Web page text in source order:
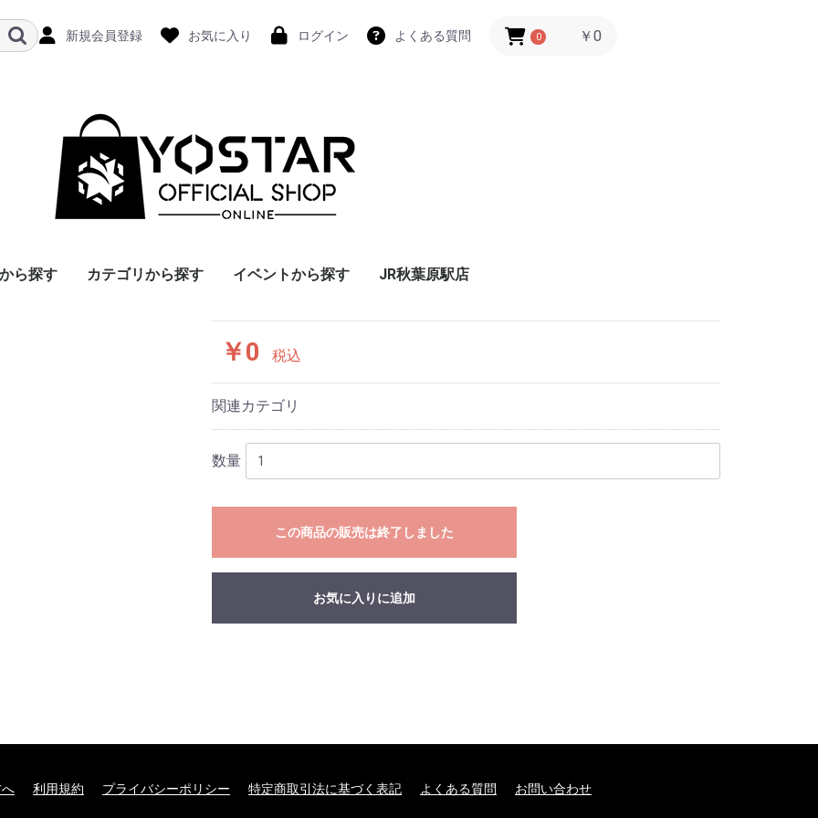
新規会員登録 お気に入り ログイン よくある質問 0 ￥0
ら探す カテゴリから探す イベントから探す JR秋葉原駅店
￥0 税込
関連カテゴリ
数量
この商品の販売は終了しました
お気に入りに追加
利用規約 プライバシーポリシー 特定商取引法に基づく表記 よくある質問 お問い合わせ